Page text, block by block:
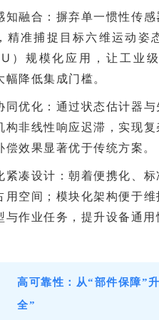
知融合：摒弃单一惯性传
精准捕捉目标六维运动姿
）规模化应用，让工业
幅降低集成门槛。
同优化：通过状态估计器
构非线性响应迟滞，实现
偿效果显著优于传统方案。
紧凑设计：朝着便携化、
用空间；模块化架构便于
与作业任务，提升设备通用
高可靠性：从“部件保障”
全”